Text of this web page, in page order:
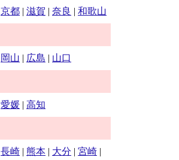
京都 | 滋賀 | 奈良 | 和歌山
岡山 | 広島 | 山口
愛媛 | 高知
長崎 | 熊本 | 大分 | 宮崎 |